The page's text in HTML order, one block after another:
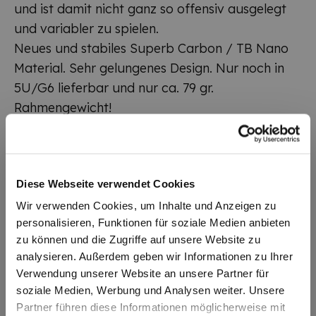
Diese Webseite verwendet Cookies
Wir verwenden Cookies, um Inhalte und Anzeigen zu
personalisieren, Funktionen für soziale Medien anbieten
zu können und die Zugriffe auf unsere Website zu
analysieren. Außerdem geben wir Informationen zu Ihrer
Verwendung unserer Website an unsere Partner für
soziale Medien, Werbung und Analysen weiter. Unsere
Partner führen diese Informationen möglicherweise mit
und ist damit nicht ganz so offensiv ausgelegt
und variabler zu spielen.
Neues und stabiles Superb Carbon / TB Nano
Material. Sehr gelungenes Design. Nur noch in
5U/G6 lieferbar und nur ca. 79 gr.
Rahmengewicht!
Die FRTP Technologie ändert den Faltbereich
des Schaftes, um eine Beschleunigung der
Rückkehr in die Grundposition zu erreichen
(Flexible Cone).
Der UHB Schaft ermöglicht eine hohe
Flexibilität, einen geringen Luftwiderstand und
eine lange Lebensdauer. Mit Stabilized Torsion
Angle und Wing Stabilizer.
Der Axforce 50 wird unbespannt ausgeliefert.